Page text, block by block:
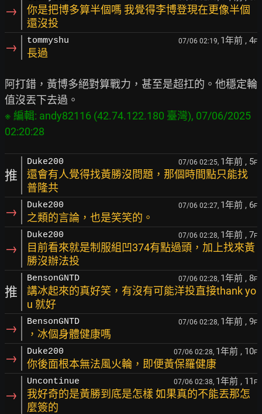
→
你是把博多算半個嗎 我覺得李博登現在更像半個
還沒投
→ tommyshu 07/06 02:19, 1年前 , 4F
長過
阿打錯，黃博多絕對算戰力，甚至是超扛的。他穩定輪
※ 編輯: andy82116 (42.74.122.180 臺灣), 07/06/2025
推
Duke200 07/06 02:25, 1年前 , 5F
還會有人覺得找黃勝沒問題，那個時間點只能找
普隆共
→ Duke200 07/06 02:27, 1年前 , 6F
之類的言論，也是笑笑的。
→
Duke200 07/06 02:28, 1年前 , 7F
目前看來就是制服組凹374有點過頭，加上找來黃
勝沒辦法投
推
BensonGNTD 07/06 02:28, 1年前 , 8F
講冰起來的真好笑，有沒有可能洋投直接thank yo
u 就好
→ BensonGNTD 07/06 02:28, 1年前 , 9F
，冰個身體健康嗎
→ Duke200 07/06 02:28, 1年前 , 10F
你後面根本無法風火輪，即便黃保羅健康
→
Uncontinue 07/06 02:38, 1年前 , 11 F
我好奇的是黃勝到底是怎樣 如果真的不能丟那怎
麼簽的